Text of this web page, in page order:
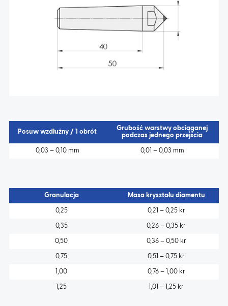
Posuw wzdłużny / 1 obrót
Grubość warstwy obciąganej
podczas jednego przejścia
0,03 – 0,10 mm 0,01 – 0,03 mm
Granulacja Masa kryształu diamentu
0,25 0,21 – 0,25 kr
0,35 0,26 – 0,35 kr
0,50 0,36 – 0,50 kr
0,75 0,51 – 0,75 kr
1,00 0,76 – 1,00 kr
1,25 1,01 – 1,25 kr